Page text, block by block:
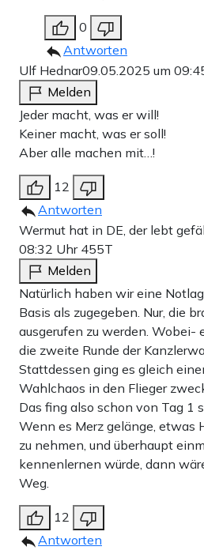
0
Antworten
Ulf Hednar09.05.2025 um
Melden
Jeder macht, was er will!
Keiner macht, was er soll!
Aber alle machen mit…!
12
Antworten
Wermut hat in DE, der lebt
08:32 Uhr 455T
Melden
Natürlich haben wir eine
Basis als zugegeben. Nur, die
ausgerufen zu werden. Wobei-
die zweite Runde der
Stattdessen ging es gleich
Wahlchaos in den Flieger
Das fing also schon von Tag 1
Wenn es Merz gelänge, etwas
zu nehmen, und überhaupt
kennenlernen würde, dann
Weg.
12
Antworten